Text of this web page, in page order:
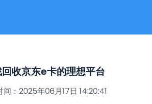
收京东e卡的理想平台
间：2025年06月17日 14:20:41